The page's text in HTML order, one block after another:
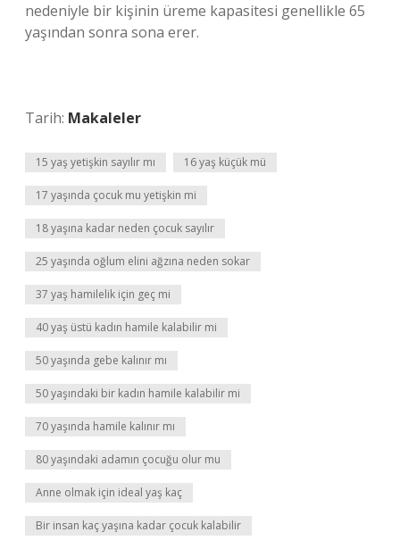
nedeniyle bir kişinin üreme kapasitesi genellikle 65
yaşından sonra sona erer.
Tarih: Makaleler
15 yaş yetişkin sayılır mı 16 yaş küçük mü
17 yaşında çocuk mu yetişkin mi
18 yaşına kadar neden çocuk sayılır
25 yaşında oğlum elini ağzına neden sokar
37 yaş hamilelik için geç mi
40 yaş üstü kadın hamile kalabilir mi
50 yaşında gebe kalınır mı
50 yaşındaki bir kadın hamile kalabilir mi
70 yaşında hamile kalınır mı
80 yaşındaki adamın çocuğu olur mu
Anne olmak için ideal yaş kaç
Bir insan kaç yaşına kadar çocuk kalabilir